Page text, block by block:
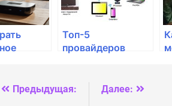
Топ-5
провайдеров
Предыдущая:
Далее: